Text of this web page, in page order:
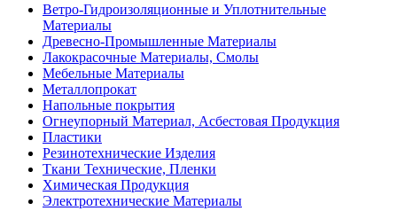
Ветро-Гидроизоляционные и Уплотнительные
Материалы
Древесно-Промышленные Материалы
Лакокрасочные Материалы, Смолы
Мебельные Материалы
Металлопрокат
Напольные покрытия
Огнеупорный Материал, Асбестовая Продукция
Пластики
Резинотехнические Изделия
Ткани Технические, Пленки
Химическая Продукция
Электротехнические Материалы